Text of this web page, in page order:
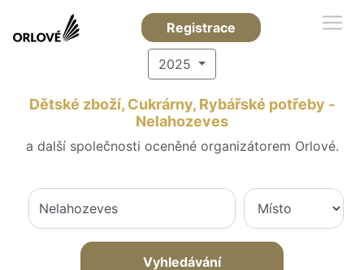
Registrace
2025
Dětské zboží, Cukrárny, Rybářské potřeby -
Nelahozeves
a další společnosti oceněné organizátorem Orlové.
Vyhledávání